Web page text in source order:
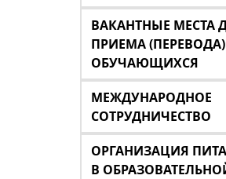
ВАКАНТНЫЕ МЕСТА
ПРИЕМА (ПЕРЕВОДА)
ОБУЧАЮЩИХСЯ
МЕЖДУНАРОДНОЕ
СОТРУДНИЧЕСТВО
ОРГАНИЗАЦИЯ
В